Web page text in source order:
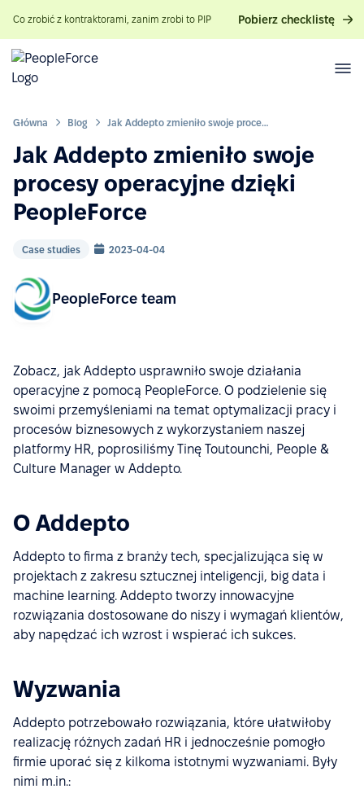
Co zrobić z kontraktorami, zanim zrobi to PIP Pobierz checklistę
Główna Blog Jak Addepto zmieniło swoje procesy operacyjne dzięki PeopleForce
Jak Addepto zmieniło swoje
procesy operacyjne dzięki
PeopleForce
Case studies 2023-04-04
PeopleForce team
Zobacz, jak Addepto usprawniło swoje działania
operacyjne z pomocą PeopleForce. O podzielenie się
swoimi przemyśleniami na temat optymalizacji pracy i
procesów biznesowych z wykorzystaniem naszej
platformy HR, poprosiliśmy Tinę Toutounchi, People &
Culture Manager w Addepto.
O Addepto
Addepto to firma z branży tech, specjalizująca się w
projektach z zakresu sztucznej inteligencji, big data i
machine learning. Addepto tworzy innowacyjne
rozwiązania dostosowane do niszy i wymagań klientów,
aby napędzać ich wzrost i wspierać ich sukces.
Wyzwania
Addepto potrzebowało rozwiązania, które ułatwiłoby
realizację różnych zadań HR i jednocześnie pomogło
firmie uporać się z kilkoma istotnymi wyzwaniami. Były
nimi m.in.: